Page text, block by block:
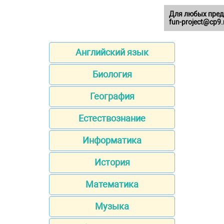
Английский язык
Биология
География
Естествознание
Информатика
История
Математика
Музыка
Для любых
fun-